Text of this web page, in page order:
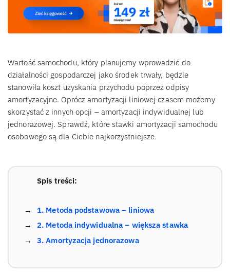
Wartość samochodu, który planujemy wprowadzić do
działalności gospodarczej jako środek trwały, będzie
stanowiła koszt uzyskania przychodu poprzez odpisy
amortyzacyjne. Oprócz amortyzacji liniowej czasem możemy
skorzystać z innych opcji – amortyzacji indywidualnej lub
jednorazowej. Sprawdź, które stawki amortyzacji samochodu
osobowego są dla Ciebie najkorzystniejsze.
Spis treści:
1. Metoda podstawowa – liniowa
2. Metoda indywidualna – większa stawka
3. Amortyzacja jednorazowa